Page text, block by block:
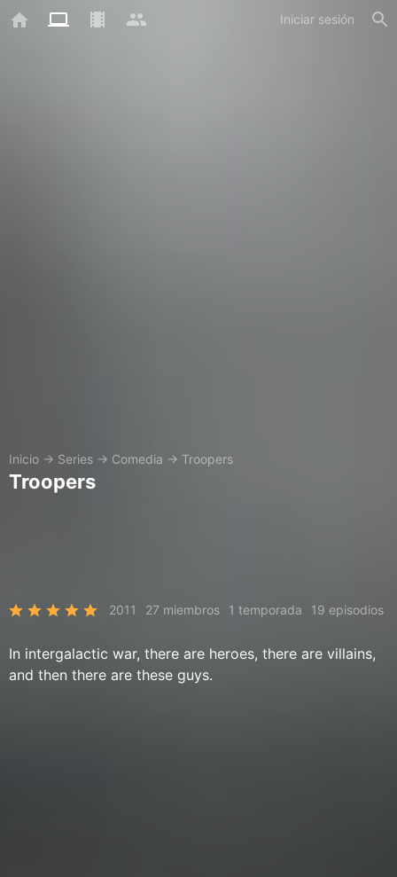
Iniciar sesión
Inicio → Series → Comedia → Troopers
Troopers
2011 27 miembros 1 temporada 19 episodios
In intergalactic war, there are heroes, there are villains,
and then there are these guys.